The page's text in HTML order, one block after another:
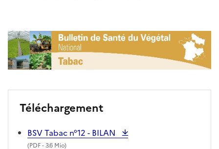
Téléchargement
BSV Tabac n°12 - BILAN
(PDF- 3.6 Mio)